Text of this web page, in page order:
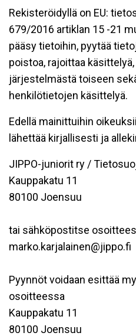
Rekisteröidyllä on EU:
679/2016 artiklan 15 -21
pääsy tietoihin, pyytää
poistoa, rajoittaa
järjestelmästä toiseen
henkilötietojen käsittelyä.
Edellä mainittuihin
lähettää kirjallisesti ja
JIPPO-juniorit ry /
Kauppakatu 11
80100 Joensuu
tai sähköpostitse
marko.karjalainen@jippo.fi
Pyynnöt voidaan esittää
osoitteessa
Kauppakatu 11
80100 Joensuu